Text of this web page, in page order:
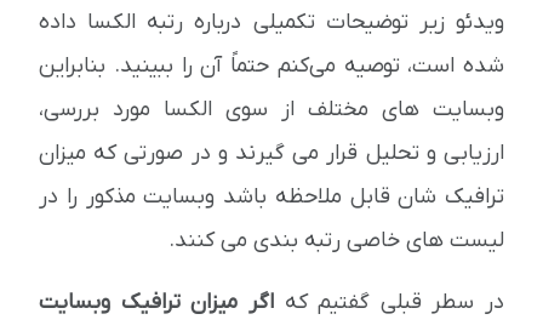
ویدئو زیر توضیحات تکمیلی درباره رتبه الکسا داده
شده است، توصیه می‌کنم حتماً آن را ببینید. بنابراین
وبسایت های مختلف از سوی الکسا مورد بررسی،
ارزیابی و تحلیل قرار می گیرند و در صورتی که میزان
ترافیک شان قابل ملاحظه باشد وبسایت مذکور را در
لیست های خاصی رتبه بندی می کنند.
در سطر قبلی گفتیم کهاگر میزان ترافیک وبسایت